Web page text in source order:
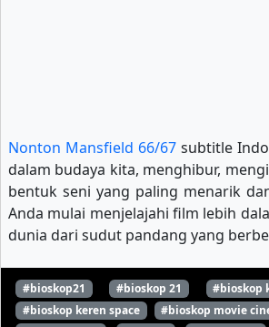
Nonton Mansfield 66/67subtitle
dalam budaya kita, menghibur,
bentuk seni yang paling menarik
Anda mulai menjelajahi film lebih
dunia dari sudut pandang yang
#bioskop21 #bioskop 21 #bioskop
#bioskop keren space
#bioskop movie